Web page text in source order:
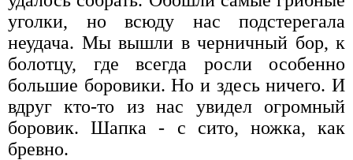
уголки, но всюду нас подстерегала
неудача. Мы вышли в черничный бор, к
болотцу, где всегда росли особенно
большие боровики. Но и здесь ничего. И
вдруг кто-то из нас увидел огромный
боровик. Шапка - с сито, ножка, как
бревно.